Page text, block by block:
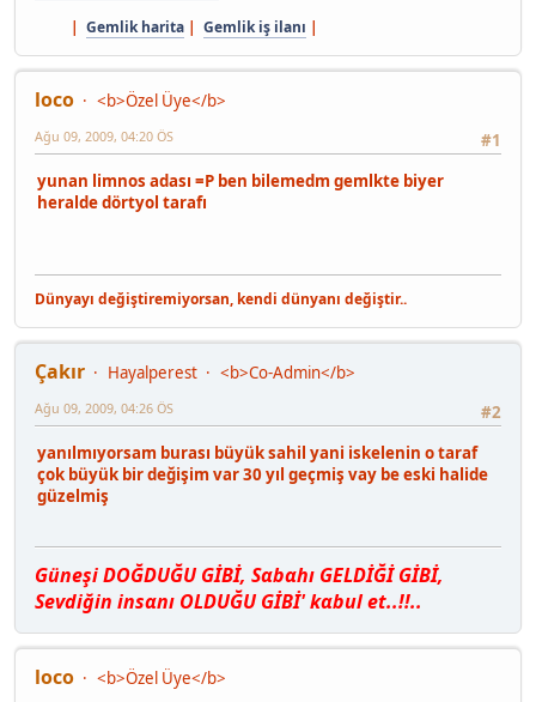
| Gemlik harita | Gemlik iş ilanı |
loco
<b>Özel Üye</b>
#1
Ağu 09, 2009, 04:20 ÖS
yunan limnos adası =P ben bilemedm gemlkte biyer
heralde dörtyol tarafı
Dünyayı değiştiremiyorsan, kendi dünyanı değiştir..
Çakır Hayalperest
<b>Co-Admin</b>
#2
Ağu 09, 2009, 04:26 ÖS
yanılmıyorsam burası büyük sahil yani iskelenin o taraf
çok büyük bir değişim var 30 yıl geçmiş vay be eski halide
güzelmiş
Güneşi DOĞDUĞU GİBİ, Sαbαhı GELDİĞİ GİBİ,
Sevdiğin insαnı OLDUĞU GİBİ' kαbul et..!!..
loco
<b>Özel Üye</b>